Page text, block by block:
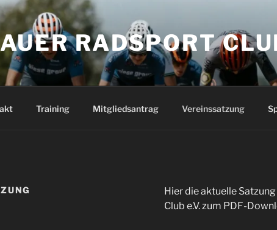
RADSPORT
Training Mitgliedsantrag Vereinssatzung
Hier die aktuelle
Club e.V. zum PDF-